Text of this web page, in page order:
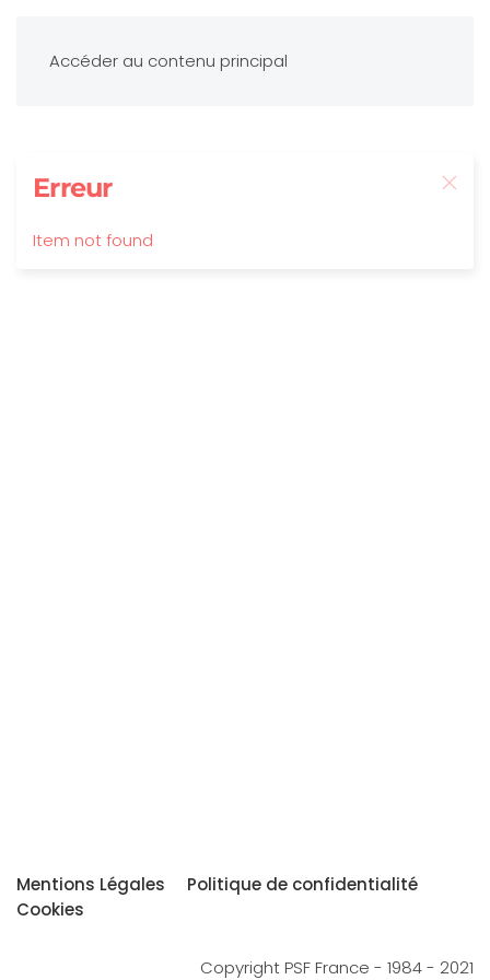
Accéder au contenu principal
Erreur
Item not found
Mentions Légales
Politique de confidentialité
Cookies
Copyright PSF France - 1984 - 2021